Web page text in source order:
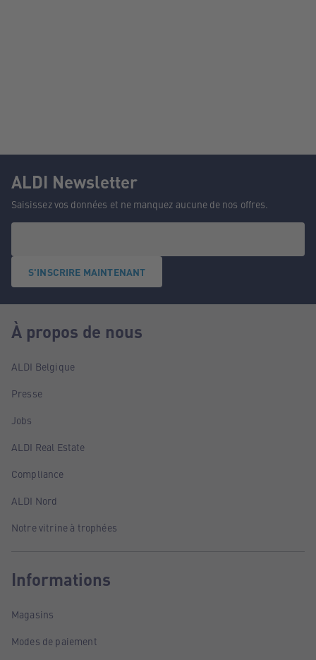
ALDI Newsletter
Saisissez vos données et ne manquez aucune de nos offres.
S'INSCRIRE MAINTENANT
À propos de nous
ALDI Belgique
Presse
Jobs
ALDI Real Estate
Compliance
ALDI Nord
Notre vitrine à trophées
Informations
Magasins
Modes de paiement